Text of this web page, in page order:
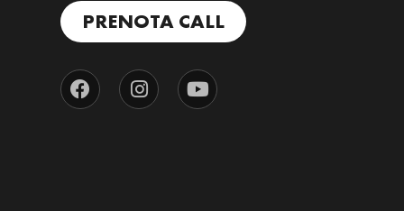
PRENOTA CALL